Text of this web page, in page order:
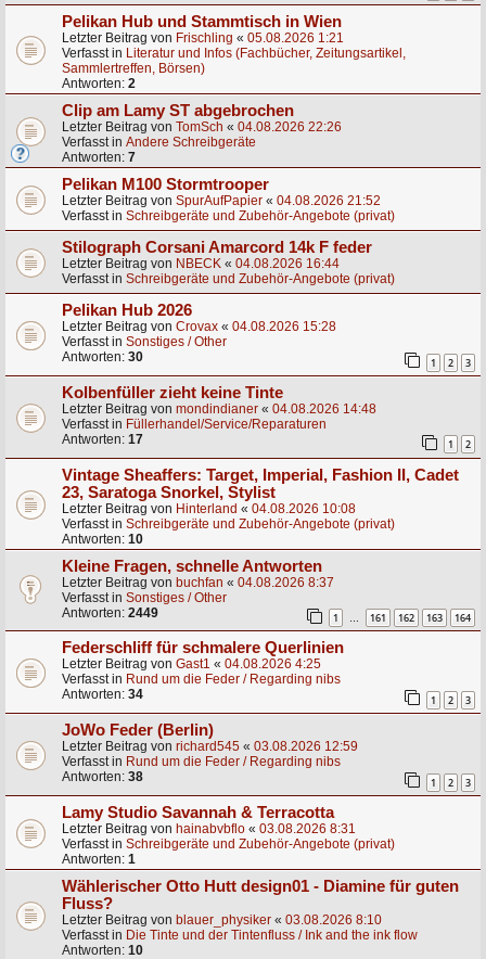
Pelikan Hub und Stammtisch in Wien
Letzter Beitrag von Frischling « 05.08.2026 1:21
Verfasst in Literatur und Infos (Fachbücher, Zeitungsartikel,
Sammlertreffen, Börsen)
Antworten: 2
Clip am Lamy ST abgebrochen
Letzter Beitrag von TomSch « 04.08.2026 22:26
Verfasst in Andere Schreibgeräte
Antworten: 7
Pelikan M100 Stormtrooper
Letzter Beitrag von SpurAufPapier « 04.08.2026 21:52
Verfasst in Schreibgeräte und Zubehör-Angebote (privat)
Stilograph Corsani Amarcord 14k F feder
Letzter Beitrag von NBECK « 04.08.2026 16:44
Verfasst in Schreibgeräte und Zubehör-Angebote (privat)
Pelikan Hub 2026
Letzter Beitrag von Crovax « 04.08.2026 15:28
Verfasst in Sonstiges / Other
Antworten: 30 1 2 3
Kolbenfüller zieht keine Tinte
Letzter Beitrag von mondindianer « 04.08.2026 14:48
Verfasst in Füllerhandel/Service/Reparaturen
Antworten: 17 1 2
Vintage Sheaffers: Target, Imperial, Fashion II, Cadet
23, Saratoga Snorkel, Stylist
Letzter Beitrag von Hinterland « 04.08.2026 10:08
Verfasst in Schreibgeräte und Zubehör-Angebote (privat)
Antworten: 10
Kleine Fragen, schnelle Antworten
Letzter Beitrag von buchfan « 04.08.2026 8:37
Verfasst in Sonstiges / Other
Antworten: 2449 1 … 161 162 163 164
Federschliff für schmalere Querlinien
Letzter Beitrag von Gast1 « 04.08.2026 4:25
Verfasst in Rund um die Feder / Regarding nibs
Antworten: 34 1 2 3
JoWo Feder (Berlin)
Letzter Beitrag von richard545 « 03.08.2026 12:59
Verfasst in Rund um die Feder / Regarding nibs
Antworten: 38 1 2 3
Lamy Studio Savannah & Terracotta
Letzter Beitrag von hainabvbflo « 03.08.2026 8:31
Verfasst in Schreibgeräte und Zubehör-Angebote (privat)
Antworten: 1
Wählerischer Otto Hutt design01 - Diamine für guten
Fluss?
Letzter Beitrag von blauer_physiker « 03.08.2026 8:10
Verfasst in Die Tinte und der Tintenfluss / Ink and the ink flow
Antworten: 10